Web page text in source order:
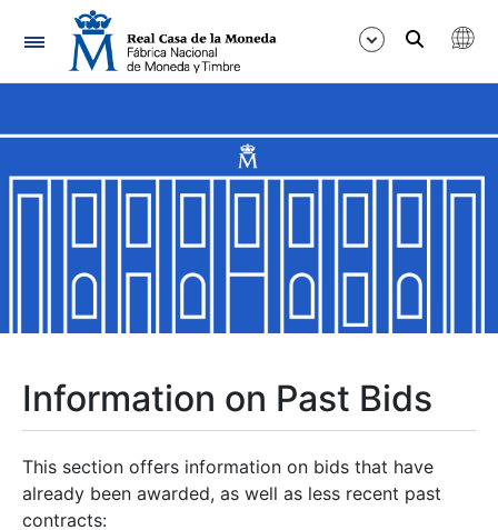
Navigation
Show/Hide
Show/Hide
Show/Hide
Information on Past Bids
This section offers information on bids that have
already been awarded, as well as less recent past
contracts: